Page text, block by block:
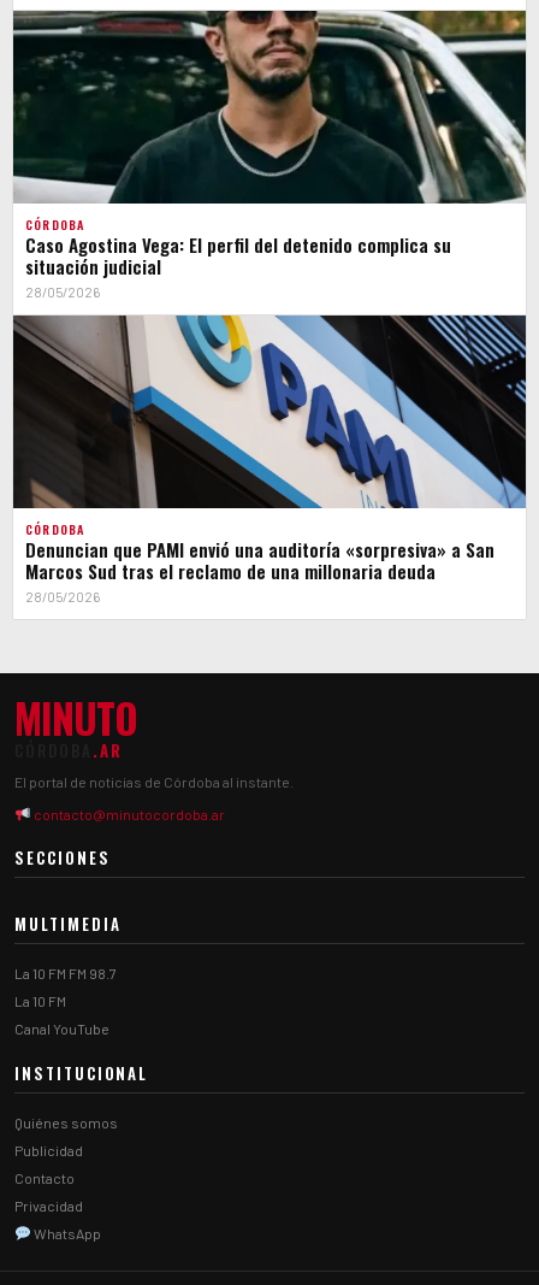
CÓRDOBA
Caso Agostina Vega: El perfil del detenido complica su
situación judicial
28/05/2026
CÓRDOBA
Denuncian que PAMI envió una auditoría «sorpresiva» a San
Marcos Sud tras el reclamo de una millonaria deuda
28/05/2026
MINUTO
.AR
El portal de noticias de Córdoba al instante.
contacto@minutocordoba.ar
SECCIONES
MULTIMEDIA
La 10 FM FM 98.7
La 10 FM
Canal YouTube
INSTITUCIONAL
Quiénes somos
Publicidad
Contacto
Privacidad
WhatsApp